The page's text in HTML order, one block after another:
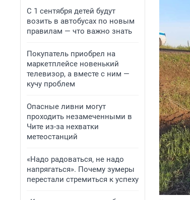
С 1 сентября детей будут
возить в автобусах по новым
правилам — что важно знать
Покупатель приобрел на
маркетплейсе новенький
телевизор, а вместе с ним —
кучу проблем
Опасные ливни могут
проходить незамеченными в
Чите из-за нехватки
метеостанций
«Надо радоваться, не надо
напрягаться». Почему зумеры
перестали стремиться к успеху